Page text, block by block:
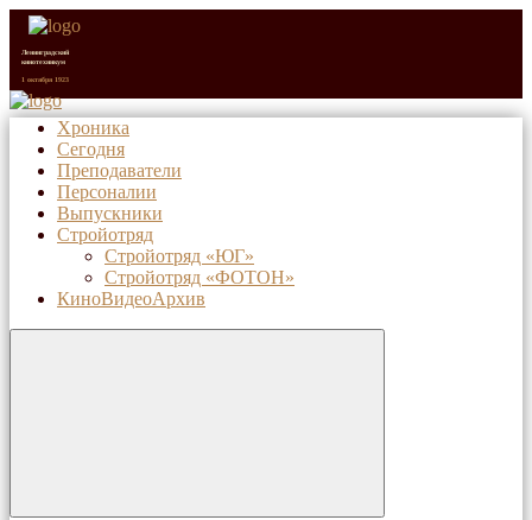
Ленинградский
кинотехникум
1 октября 1923
Санкт-Петербургский
киновидеотехнический
колледж (с 1992 г.)
1 октября 2023
Хроника
Сегодня
Преподаватели
Персоналии
Выпускники
Стройотряд
Стройотряд «ЮГ»
Стройотряд «ФОТОН»
КиноВидеоАрхив